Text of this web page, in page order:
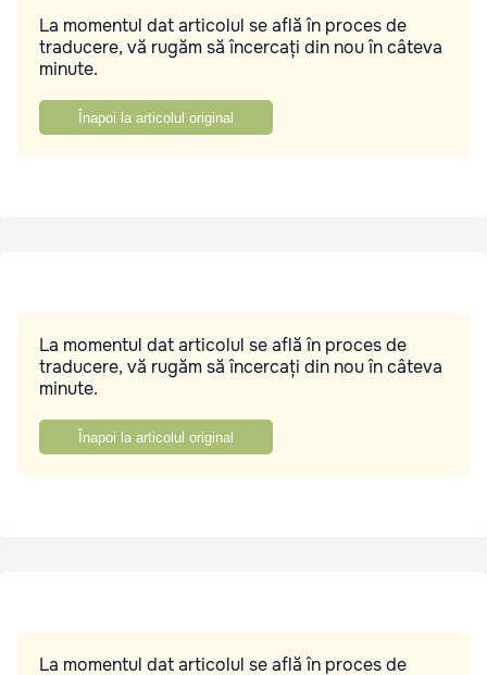
La momentul dat articolul se află în proces de
traducere, vă rugăm să încercați din nou în câteva
minute.
Înapoi la articolul original
La momentul dat articolul se află în proces de
traducere, vă rugăm să încercați din nou în câteva
minute.
Înapoi la articolul original
La momentul dat articolul se află în proces de